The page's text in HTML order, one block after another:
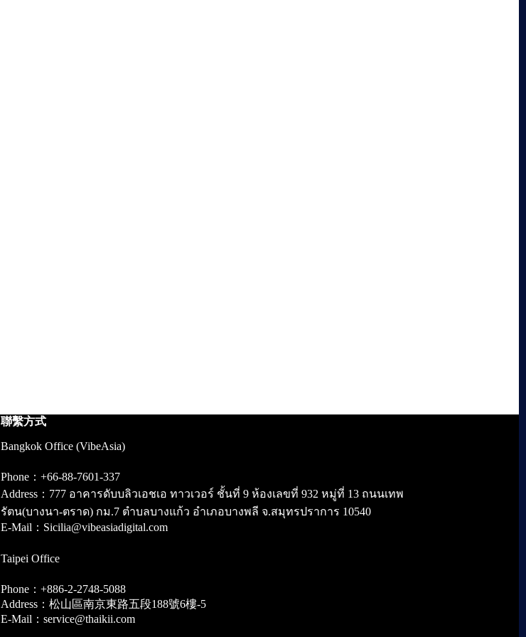
聯繫方式
Bangkok Office (VibeAsia)
Phone：+66-88-7601-337
Address：777 อาคารดับบลิวเอชเอ ทาวเวอร์ ชั้นที่ 9 ห้องเลขที่ 932 หมู่ที่ 13 ถนนเทพ
รัตน(บางนา-ตราด) กม.7 ตำบลบางแก้ว อำเภอบางพลี จ.สมุทรปราการ 10540
E-Mail：Sicilia@vibeasiadigital.com
Taipei Office
Phone：+886-2-2748-5088
Address：松山區南京東路五段188號6樓-5
E-Mail：service@thaikii.com